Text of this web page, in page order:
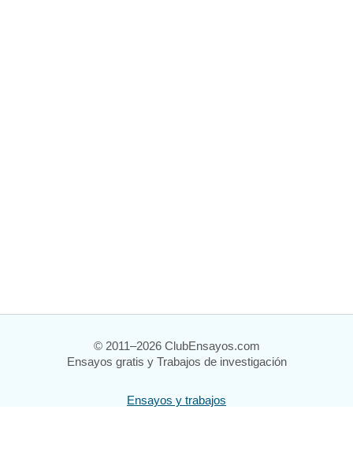
© 2011–2026 ClubEnsayos.com
Ensayos gratis y Trabajos de investigación
Ensayos y trabajos